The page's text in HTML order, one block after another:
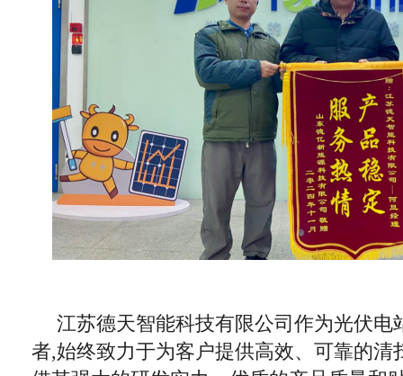
江苏德天智能科技有限公司作为光伏电
者,始终致力于为客户提供高效、可靠的清